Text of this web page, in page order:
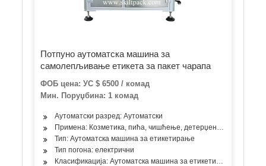
Потпуно аутоматска машина за
самолепљивање етикета за пакет чарапа
ФОБ цена: УС $ 6500 / комад
Мин. Поруџбина: 1 комад
Аутоматски разред: Аутоматски
Примена: Козметика, пића, чишћење, детерџент, производи
Тип: Аутоматска машина за етикетирање
Тип погона: електрични
Класификација: Аутоматска машина за етикетирање